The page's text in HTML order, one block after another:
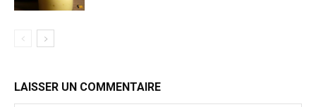
LAISSER UN COMMENTAIRE